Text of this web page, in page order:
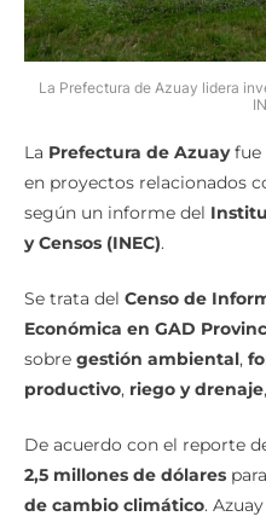
La Prefectura de Azuay lidera
La Prefectura de Azuayfue
en proyectos relacionados
según un informe del
y Censos (INEC).
Se trata del Censo de
Económica en GAD
sobre gestión ambiental,
productivo, riego y drenaje,
De acuerdo con el reporte
2,5 millones de dólares
de cambio climático.